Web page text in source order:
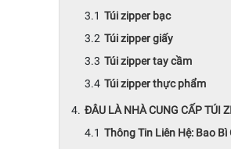
Túi zipper bạc
Túi zipper giấy
Túi zipper tay cầm
Túi zipper thực phẩm
ĐÂU LÀ NHÀ CUNG CẤP TÚI
Thông Tin Liên Hệ: Bao Bì